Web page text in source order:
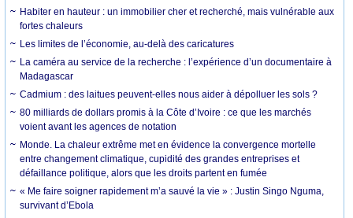
Habiter en hauteur : un immobilier cher et recherché, mais vulnérable aux
fortes chaleurs
Les limites de l’économie, au-delà des caricatures
La caméra au service de la recherche : l’expérience d’un documentaire à
Madagascar
Cadmium : des laitues peuvent-elles nous aider à dépolluer les sols ?
80 milliards de dollars promis à la Côte d’Ivoire : ce que les marchés
voient avant les agences de notation
Monde. La chaleur extrême met en évidence la convergence mortelle
entre changement climatique, cupidité des grandes entreprises et
défaillance politique, alors que les droits partent en fumée
« Me faire soigner rapidement m’a sauvé la vie » : Justin Singo Nguma,
survivant d’Ebola